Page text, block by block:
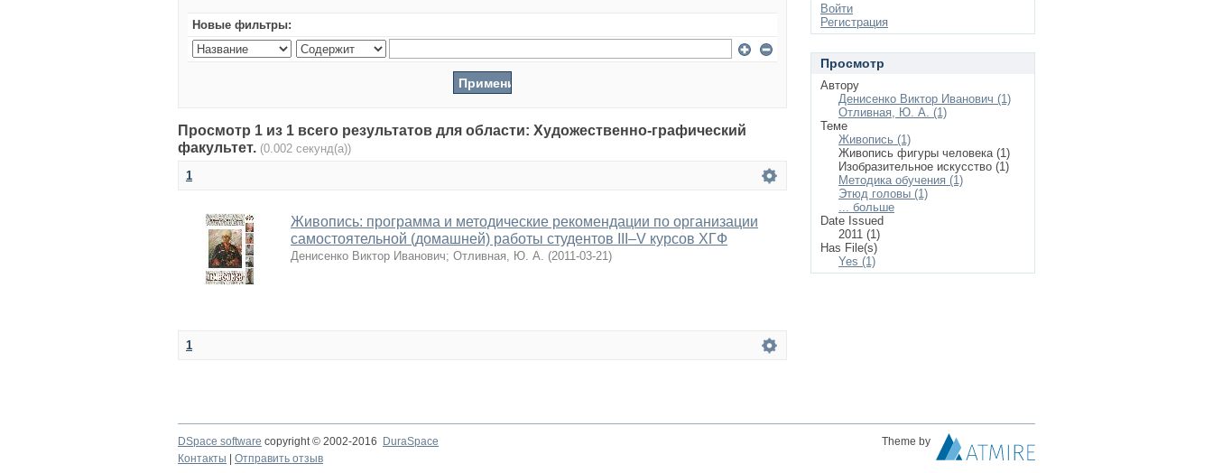
Новые фильтры:
Просмотр 1 из 1 всего результатов для области: Художественно-графический
факультет. (0.002 секунд(а))
1
Живопись: программа и методические рекомендации по организации
самостоятельной (домашней) работы студентов III–V курсов ХГФ
Денисенко Виктор Иванович; Отливная, Ю. А. (2011-03-21)
1
Войти
Регистрация
Просмотр
Автору
Денисенко Виктор Иванович (1)
Отливная, Ю. А. (1)
Теме
Живопись (1)
Живопись фигуры человека (1)
Изобразительное искусство (1)
Методика обучения (1)
Этюд головы (1)
... больше
Date Issued
2011 (1)
Has File(s)
Yes (1)
DSpace software copyright © 2002-2016 DuraSpace
Theme by
Контакты
Отправить отзыв